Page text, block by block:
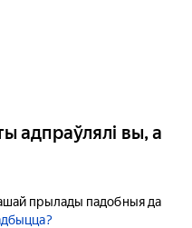
адпраўлялі вы, а
прылады падобныя да